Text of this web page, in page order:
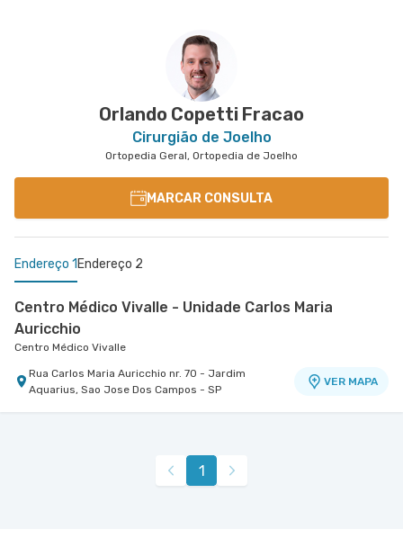
Orlando Copetti Fracao
Cirurgião de Joelho
Ortopedia Geral, Ortopedia de Joelho
MARCAR CONSULTA
Endereço 1 Endereço 2
Centro Médico Vivalle - Unidade Carlos Maria
Auricchio
Centro Médico Vivalle
Rua Carlos Maria Auricchio nr. 70 - Jardim
Aquarius, Sao Jose Dos Campos - SP
VER MAPA
Centro Médico Ortopedia Novo Atibaia
Rua Pedro Cunha nr. 145 Prédio Externo - Vila
1